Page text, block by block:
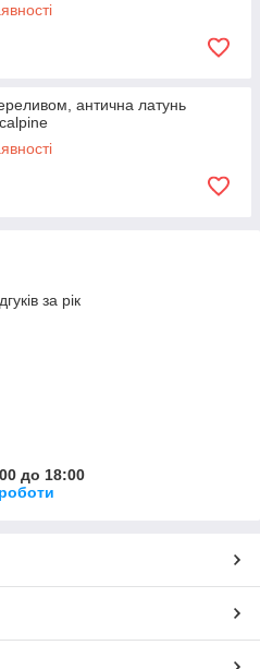
антична латунь
за рік
до 18:00